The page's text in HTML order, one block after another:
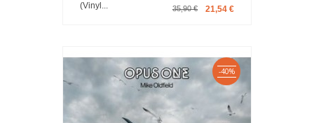
(Vinyl...
21,54 €
35,90 €
-40%